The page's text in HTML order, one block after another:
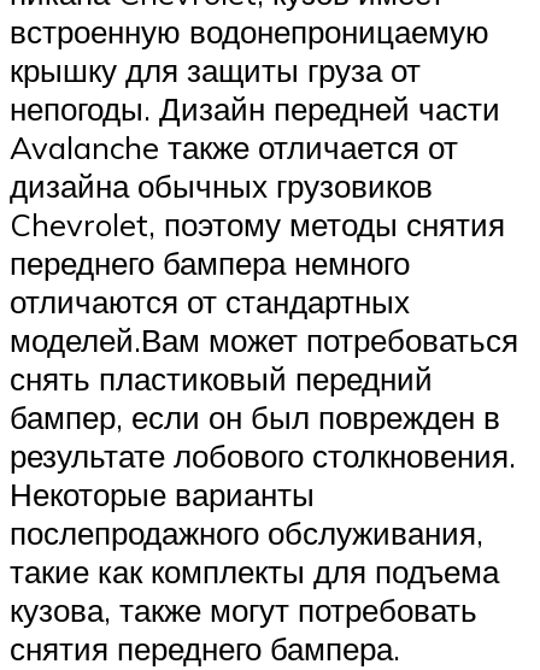
встроенную водонепроницаемую
крышку для защиты груза от
непогоды. Дизайн передней части
Avalanche также отличается от
дизайна обычных грузовиков
Chevrolet, поэтому методы снятия
переднего бампера немного
отличаются от стандартных
моделей.Вам может потребоваться
снять пластиковый передний
бампер, если он был поврежден в
результате лобового столкновения.
Некоторые варианты
послепродажного обслуживания,
такие как комплекты для подъема
кузова, также могут потребовать
снятия переднего бампера.